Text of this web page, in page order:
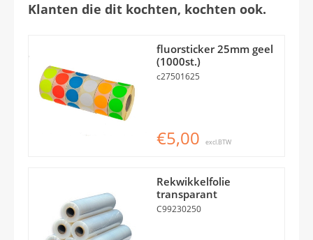
Klanten die dit kochten, kochten ook.
fluorsticker 25mm geel
(1000st.)
c27501625
€5,00 excl.BTW
Rekwikkelfolie
transparant
C99230250